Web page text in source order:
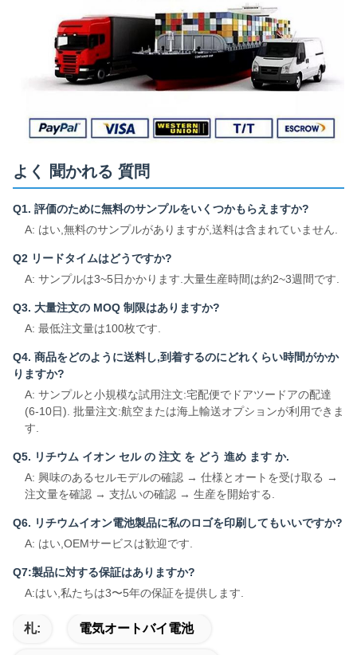
よく 聞かれる 質問
Q1. 評価のために無料のサンプルをいくつかもらえますか?
A: はい,無料のサンプルがありますが,送料は含まれていません.
Q2 リードタイムはどうですか?
A: サンプルは3~5日かかります.大量生産時間は約2~3週間です.
Q3. 大量注文の MOQ 制限はありますか?
A: 最低注文量は100枚です.
Q4. 商品をどのように送料し,到着するのにどれくらい時間がかか
りますか?
A: サンプルと小規模な試用注文:宅配便でドアツードアの配達
(6-10日). 批量注文:航空または海上輸送オプションが利用できま
す.
Q5. リチウム イオン セル の 注文 を どう 進め ます か.
A: 興味のあるセルモデルの確認 → 仕様とオートを受け取る →
注文量を確認 → 支払いの確認 → 生産を開始する.
Q6. リチウムイオン電池製品に私のロゴを印刷してもいいですか?
A: はい,OEMサービスは歓迎です.
Q7:製品に対する保証はありますか?
A:はい,私たちは3〜5年の保証を提供します.
札: 電気オートバイ電池